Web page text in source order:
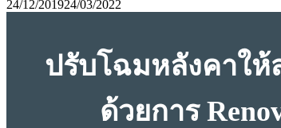
24/12/201924/03/2022
ปรับโฉมหลังคาใ
ด้วยการ